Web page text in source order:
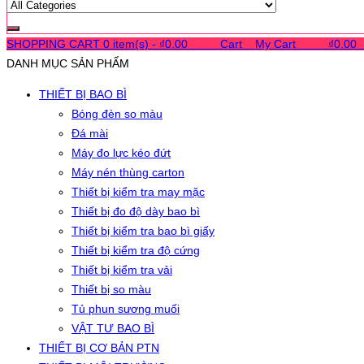
SHOPPING CART 0 item(s) - ₫0.00 Cart My Cart ₫0.00
DANH MỤC SẢN PHẨM
THIẾT BỊ BAO BÌ
Bóng đèn so màu
Đá mài
Máy đo lực kéo đứt
Máy nén thùng carton
Thiết bị kiểm tra may mặc
Thiết bị đo độ dày bao bì
Thiết bị kiểm tra bao bì giấy
Thiết bị kiểm tra độ cứng
Thiết bị kiểm tra vải
Thiết bị so màu
Tủ phun sương muối
VẬT TƯ BAO BÌ
THIẾT BỊ CƠ BẢN PTN